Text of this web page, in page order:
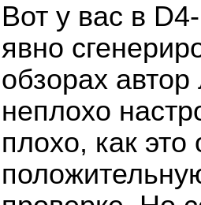
Вот у вас в
явно
обзорах
неплохо
плохо, как